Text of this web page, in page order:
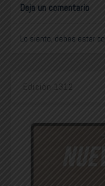
Deja un comentario
Lo siento, debes estar
Edición 1312